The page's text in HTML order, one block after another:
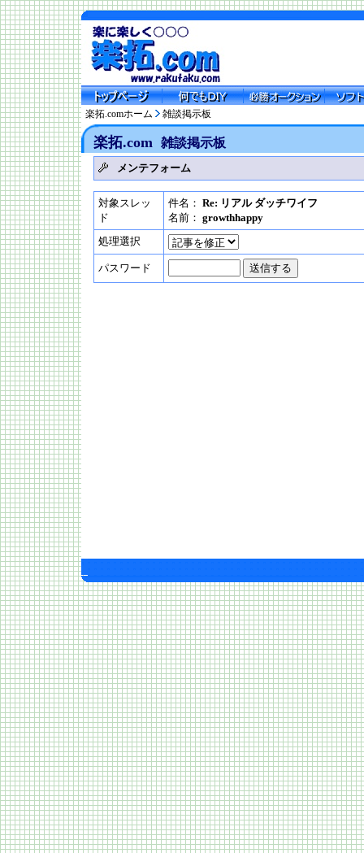
楽拓.comホーム 雑談掲示板
楽拓.com 雑談掲示板
メンテフォーム
対象スレッ
ド
件名： Re: リアル ダッチワイフ
名前： growthhappy
処理選択
パスワード